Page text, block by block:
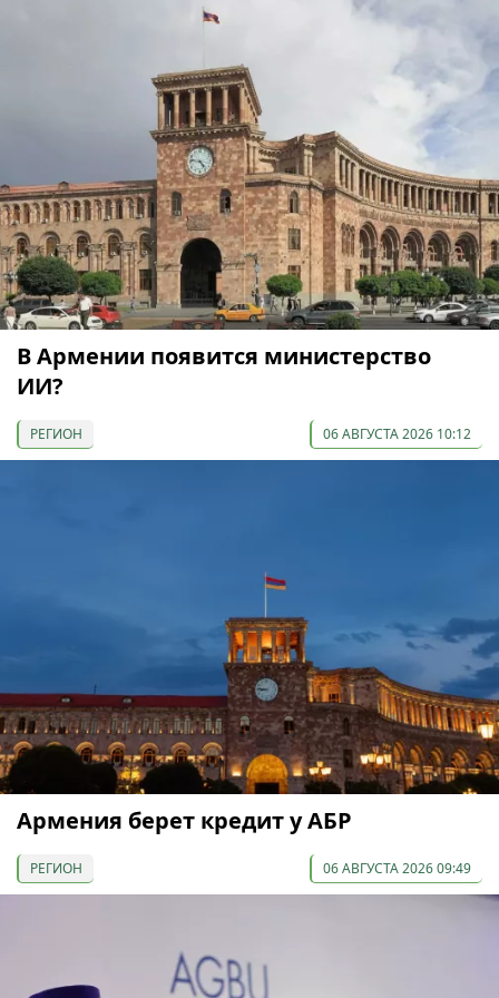
В Армении появится министерство
ИИ?
РЕГИОН 06 АВГУСТА 2026 10:12
Армения берет кредит у АБР
РЕГИОН 06 АВГУСТА 2026 09:49